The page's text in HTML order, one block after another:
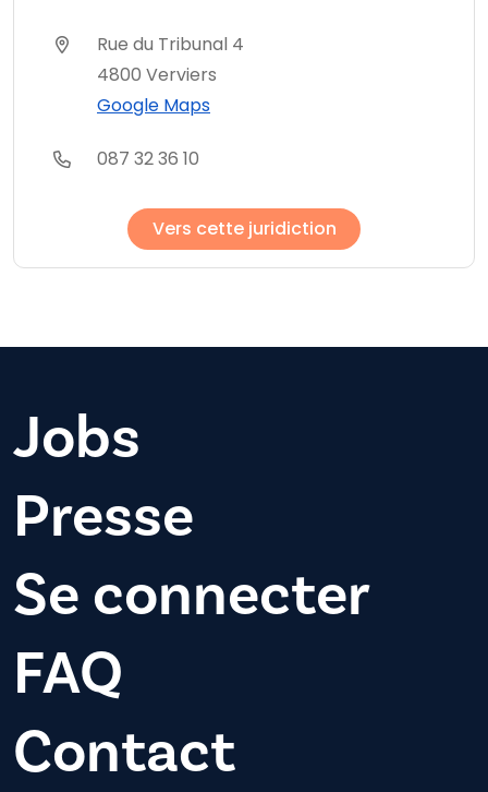
Rue du Tribunal 4
4800 Verviers
Google Maps
087 32 36 10
Vers cette juridiction
Jobs
Presse
Se connecter
FAQ
Contact